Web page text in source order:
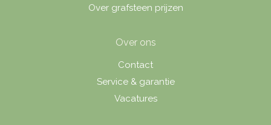
Over grafsteen prijzen
Over ons
Contact
Service & garantie
Vacatures